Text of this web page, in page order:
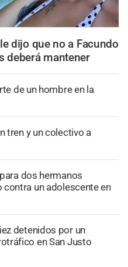
dijo que no a Facundo
deberá mantener
de un hombre en la
tren y un colectivo a
dos hermanos
un adolescente en
detenidos por un
en San Justo